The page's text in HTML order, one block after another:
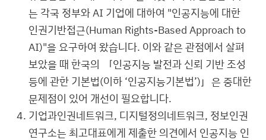
는 각국 정부와 AI 기업에 대하여 "인공지능에 대한
인권기반접근(Human Rights-Based Approach to
AI)"을 요구하여 왔습니다. 이와 같은 관점에서 살펴
보았을 때 한국의 「인공지능 발전과 신뢰 기반 조성
등에 관한 기본법(이하 ‘인공지능기본법’)」은 중대한
문제점이 있어 개선이 필요합니다.
기업과인권네트워크, 디지털정의네트워크, 정보인권
연구소는 최고대표에게 제출한 의견에서 인공지능 인